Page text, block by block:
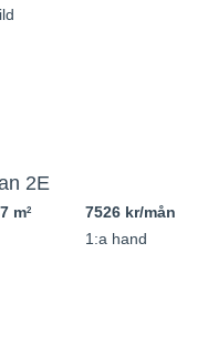
2E
m2
7526 kr/mån
1:a hand